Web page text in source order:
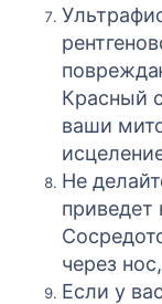
Красный
ваши
Не
приведет
через
Если у